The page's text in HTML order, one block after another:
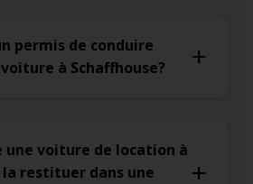
permis de conduire
à Schaffhouse?
une voiture de location à
restituer dans une